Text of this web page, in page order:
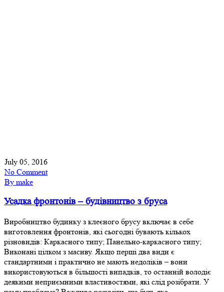
July 05, 2016
No Comment
By make
Усадка фронтонів – будівництво з бруса
Виробництво будинку з клеєного брусу включає в себе
виготовлення фронтонів, які сьогодні бувають кількох
різновидів: Каркасного типу; Панельно-каркасного типу;
Виконані цілком з масиву. Якщо перші два види є
стандартними і практично не мають недоліків – вони
використовуються в більшості випадків, то останній володіє
деякими неприємними властивостями, які слід розібрати. У